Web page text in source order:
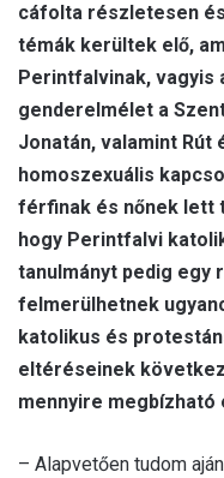
cáfolta részletesen
témák kerültek elő,
Perintfalvinak, vagyis
genderelmélet a
Jonatán, valamint Rút
homoszexuális
férfinak és nőnek lett
hogy Perintfalvi
tanulmányt pedig egy
felmerülhetnek
katolikus és
eltéréseinek
mennyire megbízható
– Alapvetően tudom